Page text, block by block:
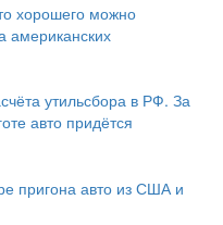
хорошего можно
американских
утильсбора в РФ. За
авто придётся
пригона авто из США и